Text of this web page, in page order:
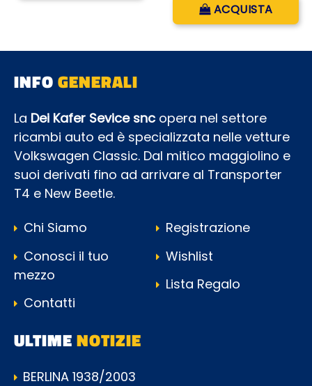
ACQUISTA
INFOGENERALI
La Dei Kafer Sevice snc opera nel settore
ricambi auto ed è specializzata nelle vetture
Volkswagen Classic. Dal mitico maggiolino e
suoi derivati fino ad arrivare al Transporter
T4 e New Beetle.
Chi Siamo
Conosci il tuo
mezzo
Contatti
Registrazione
Wishlist
Lista Regalo
ULTIMENOTIZIE
BERLINA 1938/2003